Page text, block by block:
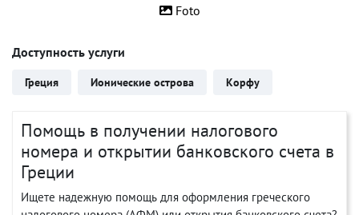
Foto
Доступность услуги
Греция Ионические острова Корфу
Помощь в получении налогового
номера и открытии банковского счета в
Греции
Ищете надежную помощь для оформления греческого